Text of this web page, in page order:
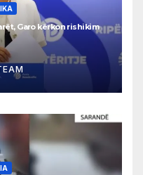
Garo kërkon rishikim